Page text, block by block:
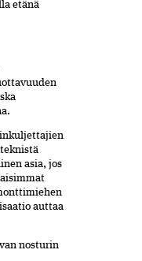
etänä
asia, jos
auttaa
nosturin